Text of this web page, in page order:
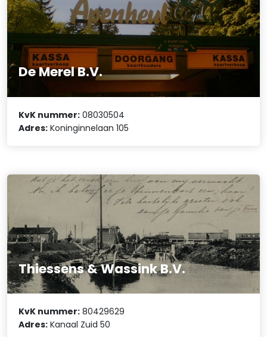
De Merel B.V.
KvK nummer: 08030504
Adres: Koninginnelaan 105
Thiessens & Wassink B.V.
KvK nummer: 80429629
Adres: Kanaal Zuid 50